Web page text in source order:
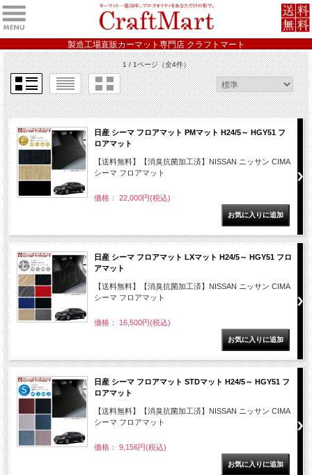
製造工場直販カーマット専門店 クラフトマート
1 / 1ページ（全4件）
日産 シーマ フロアマット PMマット H24/5～ HGY51 フ
ロアマット
【送料無料】【消臭抗菌加工済】NISSAN ニッサン CIMA
シーマ フロアマット
価格： 22,000円(税込)
日産 シーマ フロアマット LXマット H24/5～ HGY51 フロ
アマット
【送料無料】【消臭抗菌加工済】NISSAN ニッサン CIMA
シーマ フロアマット
価格： 16,500円(税込)
日産 シーマ フロアマット STDマット H24/5～ HGY51 フ
ロアマット
【送料無料】【消臭抗菌加工済】NISSAN ニッサン CIMA
シーマ フロアマット
価格： 9,156円(税込)